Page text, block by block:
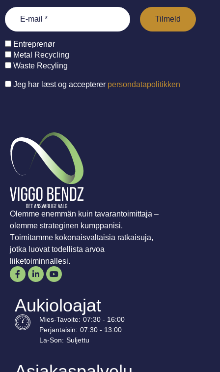
Entreprenør
Metal Recycling
Waste Recyling
Jeg har læst og accepterer persondatapolitikken
Olemme enemmän kuin tavarantoimittaja –
olemme strateginen kumppanisi.
Toimitamme kokonaisvaltaisia ratkaisuja,
jotka luovat todellista arvoa
liiketoiminnallesi.
Aukioloajat
Mies-Tavoite: 07:30 - 16:00
Perjantaisin: 07:30 - 13:00
La-Son: Suljettu